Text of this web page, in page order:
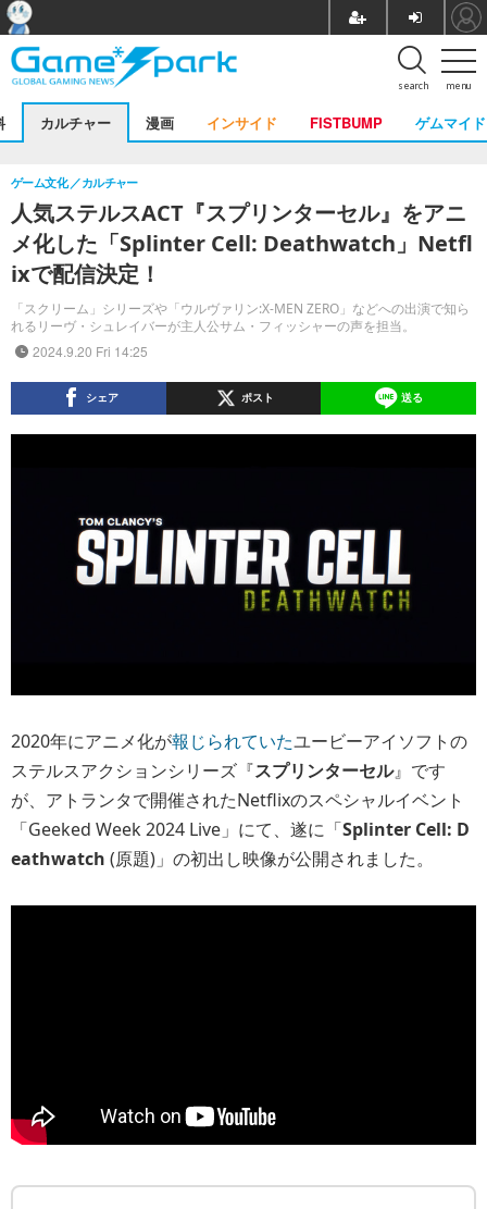
menu
search
カルチャー 漫画 インサイド FISTBUMP ゲムマイド
人気ステルスACT『スプリンターセル』をアニ
メ化した「Splinter Cell: Deathwatch」Netfl
ixで配信決定！
「スクリーム」シリーズや「ウルヴァリン:X-MEN ZERO」などへの出演で知ら
れるリーヴ・シュレイバーが主人公サム・フィッシャーの声を担当。
ゲーム文化 カルチャー
2024.9.20 Fri 14:25
シェア ポスト 送る
2020年にアニメ化が報じられていたユービーアイソフトの
ステルスアクションシリーズ『スプリンターセル』です
が、アトランタで開催されたNetflixのスペシャルイベント
「Geeked Week 2024 Live」にて、遂に「Splinter Cell: D
eathwatch (原題)」の初出し映像が公開されました。